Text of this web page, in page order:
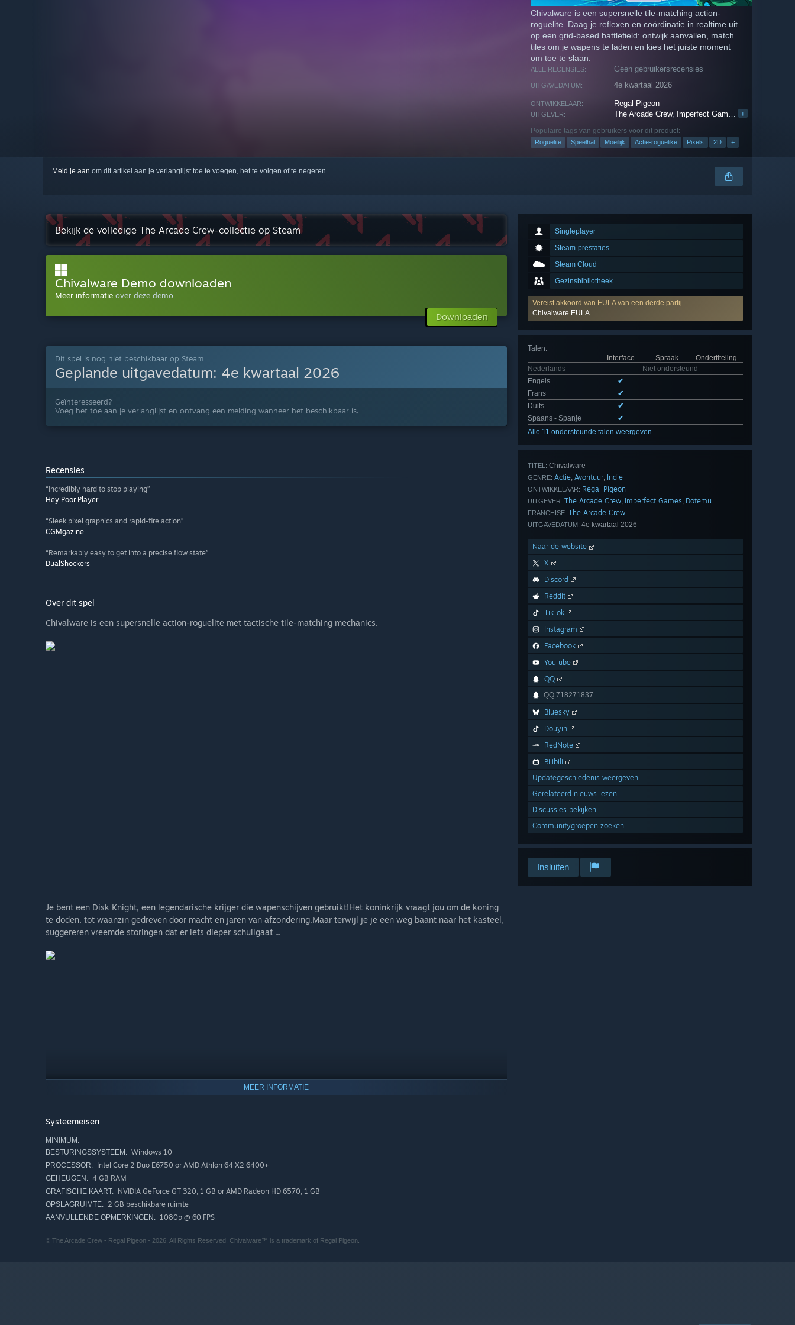
Chivalware is een supersnelle tile-matching action-
roguelite. Daag je reflexen en coördinatie in realtime uit
op een grid-based battlefield: ontwijk aanvallen, match
tiles om je wapens te laden en kies het juiste moment
om toe te slaan.
ALLE RECENSIES: Geen gebruikersrecensies
UITGAVEDATUM: 4e kwartaal 2026
ONTWIKKELAAR: Regal Pigeon
UITGEVER: The Arcade Crew, Imperfect Games ,Dotemu
+
Populaire tags van gebruikers voor dit product:
Roguelite Speelhal Moeilijk Actie-roguelike Pixels 2D +
Meld je aan om dit artikel aan je verlanglijst toe te voegen, het te volgen of te negeren
Singleplayer
Steam-prestaties
Steam Cloud
Gezinsbibliotheek
Vereist akkoord van EULA van een derde partij
Chivalware EULA
Talen:
Interface
Spraak
Ondertiteling
Nederlands
Niet ondersteund
Engels
✔
Frans
✔
Duits
✔
Spaans - Spanje
✔
Alle 11 ondersteunde talen weergeven
TITEL: Chivalware
GENRE: Actie, Avontuur, Indie
ONTWIKKELAAR: Regal Pigeon
UITGEVER: The Arcade Crew, Imperfect Games, Dotemu
FRANCHISE: The Arcade Crew
UITGAVEDATUM: 4e kwartaal 2026
Naar de website
X
Discord
Reddit
TikTok
Instagram
Facebook
YouTube
QQ
QQ 718271837
Bluesky
Douyin
RedNote
Bilibili
Updategeschiedenis weergeven
Gerelateerd nieuws lezen
Discussies bekijken
Communitygroepen zoeken
Insluiten
Bekijk de volledige The Arcade Crew-collectie op Steam
Chivalware Demo downloaden
Meer informatie over deze demo
Downloaden
Dit spel is nog niet beschikbaar op Steam
Geplande uitgavedatum: 4e kwartaal 2026
Geïnteresseerd?
Voeg het toe aan je verlanglijst en ontvang een melding wanneer het beschikbaar is.
Recensies
“Incredibly hard to stop playing”
Hey Poor Player
“Sleek pixel graphics and rapid-fire action”
CGMgazine
“Remarkably easy to get into a precise flow state”
DualShockers
Over dit spel
Chivalware is een supersnelle action-roguelite met tactische tile-matching mechanics.
Je bent een Disk Knight, een legendarische krijger die wapenschijven gebruikt!Het koninkrijk vraagt jou om de koning
te doden, tot waanzin gedreven door macht en jaren van afzondering.Maar terwijl je je een weg baant naar het kasteel,
suggereren vreemde storingen dat er iets dieper schuilgaat ...
Rust maximaal drie wapenschijven uit, elk met een eigen kleur.Laad de energie van een wapen op door tiles op het
MEER INFORMATIE
Systeemeisen
MINIMUM:
BESTURINGSSYSTEEM: Windows 10
PROCESSOR: Intel Core 2 Duo E6750 or AMD Athlon 64 X2 6400+
GEHEUGEN: 4 GB RAM
GRAFISCHE KAART: NVIDIA GeForce GT 320, 1 GB or AMD Radeon HD 6570, 1 GB
OPSLAGRUIMTE: 2 GB beschikbare ruimte
AANVULLENDE OPMERKINGEN: 1080p @ 60 FPS
© The Arcade Crew - Regal Pigeon - 2026, All Rights Reserved. Chivalware™ is a trademark of Regal Pigeon.